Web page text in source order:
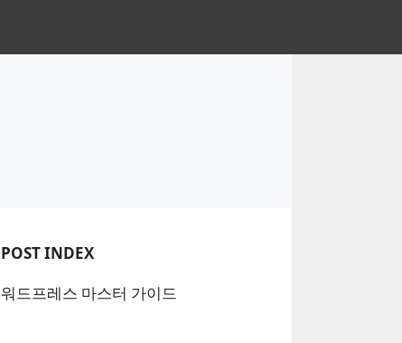
POST INDEX
워드프레스 마스터 가이드